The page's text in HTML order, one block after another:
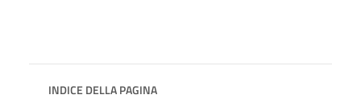
INDICE DELLA PAGINA